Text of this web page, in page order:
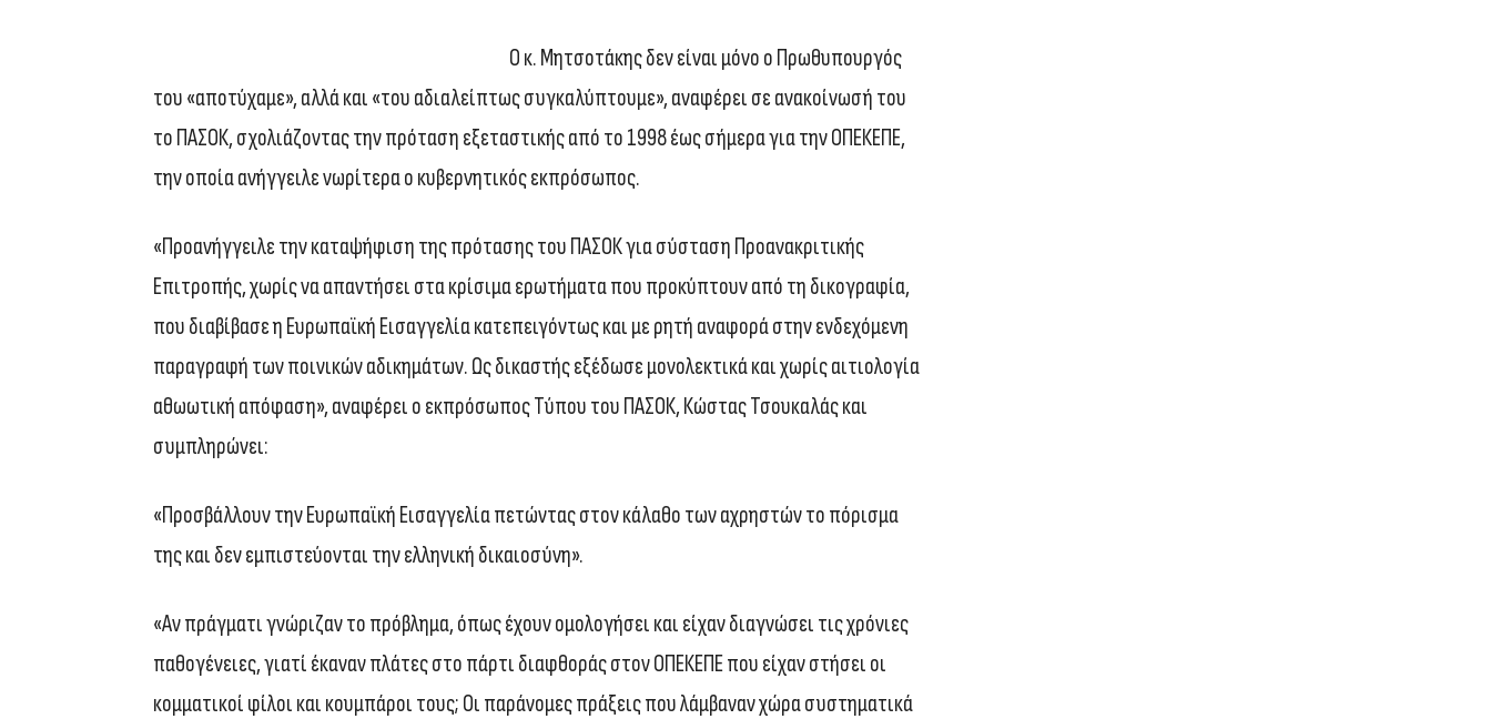
Ο κ. Μητσοτάκης δεν είναι μόνο ο Πρωθυπουργός
του «αποτύχαμε», αλλά και «του αδιαλείπτως συγκαλύπτουμε», αναφέρει σε ανακοίνωσή του
το ΠΑΣΟΚ, σχολιάζοντας την πρόταση εξεταστικής από το 1998 έως σήμερα για την ΟΠΕΚΕΠΕ,
την οποία ανήγγειλε νωρίτερα ο κυβερνητικός εκπρόσωπος.
«Προανήγγειλε την καταψήφιση της πρότασης του ΠΑΣΟΚ για σύσταση Προανακριτικής
Επιτροπής, χωρίς να απαντήσει στα κρίσιμα ερωτήματα που προκύπτουν από τη δικογραφία,
που διαβίβασε η Ευρωπαϊκή Εισαγγελία κατεπειγόντως και με ρητή αναφορά στην ενδεχόμενη
παραγραφή των ποινικών αδικημάτων. Ως δικαστής εξέδωσε μονολεκτικά και χωρίς αιτιολογία
αθωωτική απόφαση», αναφέρει ο εκπρόσωπος Τύπου του ΠΑΣΟΚ, Κώστας Τσουκαλάς και
συμπληρώνει:
«Προσβάλλουν την Ευρωπαϊκή Εισαγγελία πετώντας στον κάλαθο των αχρηστών το πόρισμα
της και δεν εμπιστεύονται την ελληνική δικαιοσύνη».
«Αν πράγματι γνώριζαν το πρόβλημα, όπως έχουν ομολογήσει και είχαν διαγνώσει τις χρόνιες
παθογένειες, γιατί έκαναν πλάτες στο πάρτι διαφθοράς στον ΟΠΕΚΕΠΕ που είχαν στήσει οι
κομματικοί φίλοι και κουμπάροι τους; Οι παράνομες πράξεις που λάμβαναν χώρα συστηματικά